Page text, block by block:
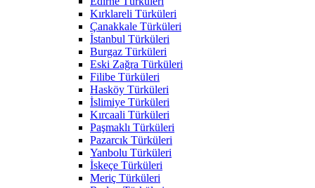
Kırklareli Türküleri
Çanakkale Türküleri
İstanbul Türküleri
Burgaz Türküleri
Eski Zağra Türküleri
Filibe Türküleri
Hasköy Türküleri
İslimiye Türküleri
Kırcaali Türküleri
Paşmaklı Türküleri
Pazarcık Türküleri
Yanbolu Türküleri
İskeçe Türküleri
Meriç Türküleri